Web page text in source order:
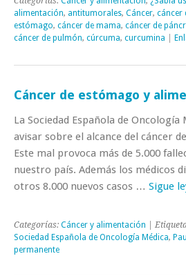
alimentación, antitumorales, Cáncer, cáncer
estómago, cáncer de mama, cáncer de
cáncer de pulmón, cúrcuma, curcumina
Cáncer de estómago y
La Sociedad Española de Oncología
avisar sobre el alcance del cáncer
Este mal provoca más de 5.000
nuestro país. Además los médicos
otros 8.000 nuevos casos … Sigue
Categorías: Cáncer y alimentación |
Sociedad Española de Oncología Médica,
permanente